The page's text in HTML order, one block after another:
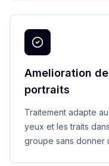
Amelioration
portraits
Traitement adapte
yeux et les traits
groupe sans donner